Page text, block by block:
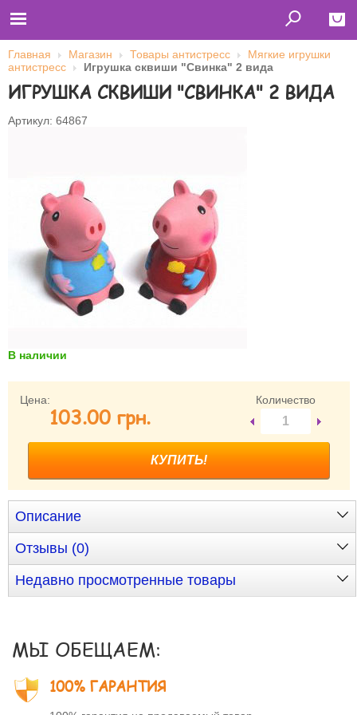
Главная
Футболки
Толстовки (кенгурушки)
Оплата и доставка
Сотрудничество
Имя пользователя (логин)
Забыли имя пользователя (логин)?
Регистрация
Главная Магазин Товары антистресс
Мягкие игрушки
антистресс
Игрушка сквиши "Свинка" 2 вида
ИГРУШКА СКВИШИ "СВИНКА" 2 ВИДА
Артикул: 64867
В наличии
Цена:
103.00 грн.
Количество
Описание
Отзывы (0)
Недавно просмотренные товары
МЫ ОБЕЩАЕМ:
100% ГАРАНТИЯ